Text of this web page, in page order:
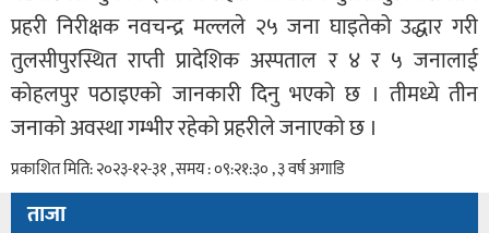
प्रहरी निरीक्षक नवचन्द्र मल्लले २५ जना घाइतेको उद्धार गरी
तुलसीपुरस्थित राप्ती प्रादेशिक अस्पताल र ४ र ५ जनालाई
कोहलपुर पठाइएको जानकारी दिनु भएको छ । तीमध्ये तीन
जनाको अवस्था गम्भीर रहेको प्रहरीले जनाएको छ ।
प्रकाशित मिति: २०२३-१२-३१ , समय : ०९:२१:३० , ३ वर्ष अगाडि
ताजा